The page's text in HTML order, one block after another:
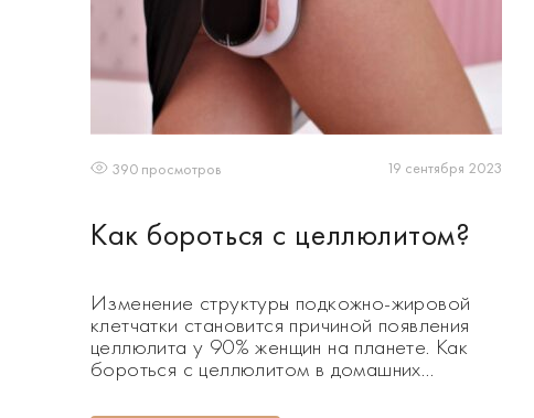
390 просмотров 19 сентября 2023
Как бороться с целлюлитом?
Изменение структуры подкожно-жировой
клетчатки становится причиной появления
целлюлита у 90% женщин на планете. Как
бороться с целлюлитом в домашних